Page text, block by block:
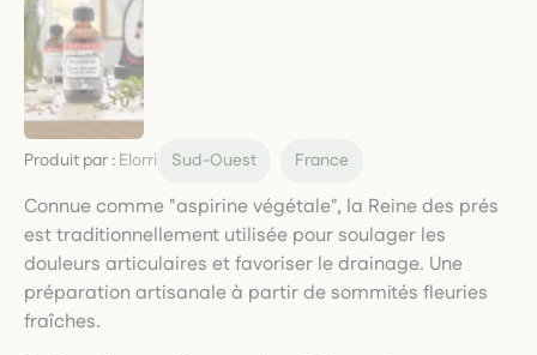
Produit par : Elorri Sud-Ouest France
Connue comme "aspirine végétale", la Reine des prés
est traditionnellement utilisée pour soulager les
douleurs articulaires et favoriser le drainage. Une
préparation artisanale à partir de sommités fleuries
fraîches.